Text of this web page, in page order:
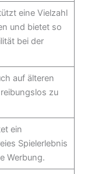
eine Vielzahl
und bietet so
bei der
auf älteren
zu
ein
Spielerlebnis
Werbung.